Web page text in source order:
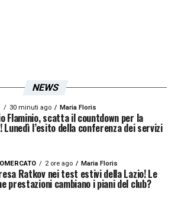
NEWS
30 minuti ago Maria Floris
Flaminio, scatta il countdown per la
Lunedì l’esito della conferenza dei servizi
2 ore ago Maria Floris
Ratkov nei test estivi della Lazio! Le
prestazioni cambiano i piani del club?